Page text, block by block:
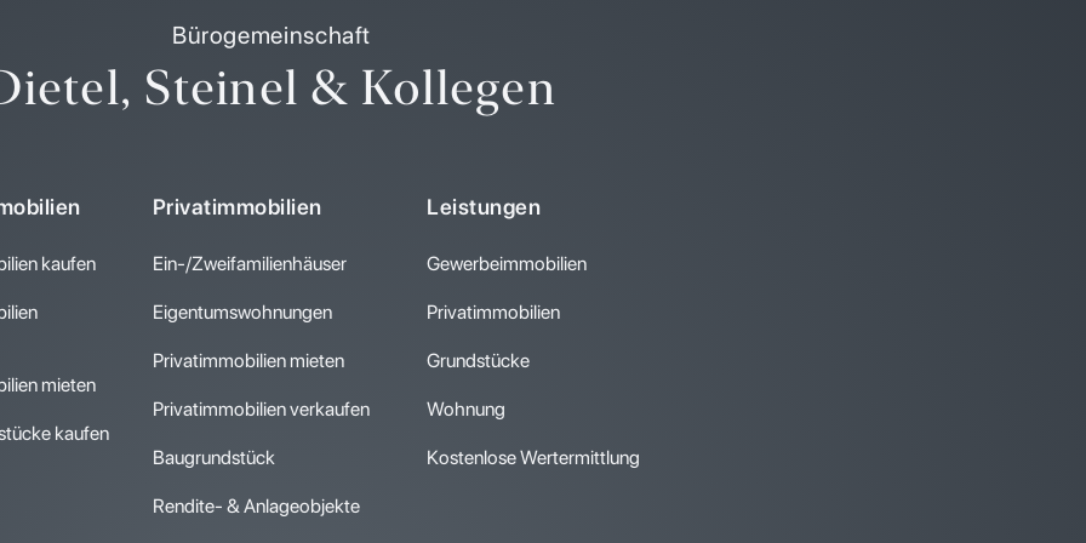
Bürogemeinschaft
Steinel & Kollegen
kaufen
mieten
kaufen
Privatimmobilien
Ein-/Zweifamilienhäuser
Eigentumswohnungen
Privatimmobilien mieten
Privatimmobilien verkaufen
Baugrundstück
Rendite- & Anlageobjekte
Leistungen
Gewerbeimmobilien
Privatimmobilien
Grundstücke
Wohnung
Kostenlose Wertermittlung